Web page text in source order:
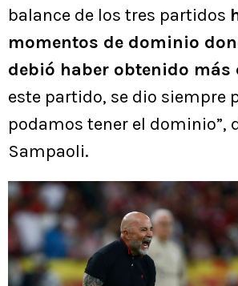
balance de los tres partidos
momentos de dominio
debió haber obtenido más
este partido, se dio siempre
podamos tener el dominio”,
Sampaoli.